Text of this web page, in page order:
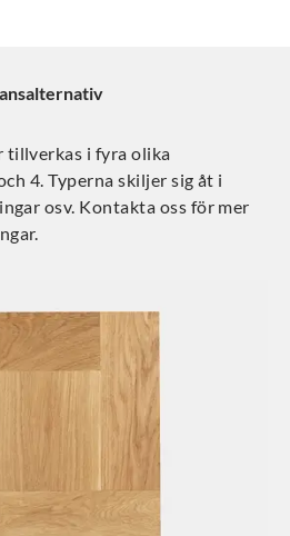
i fyra olika
4. Typerna skiljer sig åt i
osv. Kontakta oss för mer